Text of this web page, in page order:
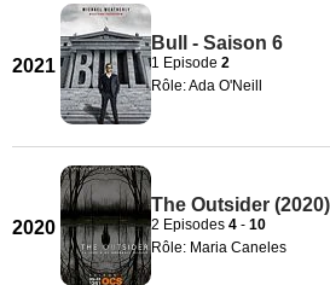
2021
Bull - Saison 6
1 Episode 2
Rôle: Ada O'Neill
2020
The Outsider
2 Episodes 4 - 10
Rôle: Maria Caneles